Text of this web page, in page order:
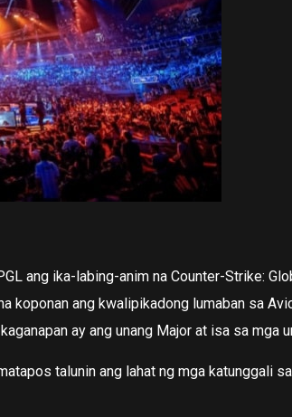
ang ika-labing-anim na Counter-Strike:
koponan ang kwalipikadong lumaban sa
ay ang unang Major at isa sa
talunin ang lahat ng mga katunggali